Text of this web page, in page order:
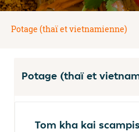
Potage (thaï et vietnamienne)
Potage (thaï et
Tom kha kai